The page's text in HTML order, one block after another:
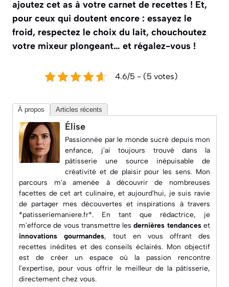
ajoutez cet as à votre carnet de recettes ! Et,
pour ceux qui doutent encore : essayez le
froid, respectez le choix du lait, chouchoutez
votre mixeur plongeant… et régalez-vous !
4.6/5 - (5 votes)
À propos Articles récents
Élise
Passionnée par le monde sucré depuis mon
enfance, j'ai toujours trouvé dans la
pâtisserie une source inépuisable de
créativité et de plaisir pour les sens. Mon
parcours m'a amenée à découvrir de nombreuses
facettes de cet art culinaire, et aujourd'hui, je suis ravie
de partager mes découvertes et inspirations à travers
*patisseriemaniere.fr*. En tant que rédactrice, je
m'efforce de vous transmettre lesdernières tendanceset
innovations gourmandes, tout en vous offrant des
recettes inédites et des conseils éclairés. Mon objectif
est de créer un espace où la passion rencontre
l'expertise, pour vous offrir le meilleur de la pâtisserie,
directement chez vous.